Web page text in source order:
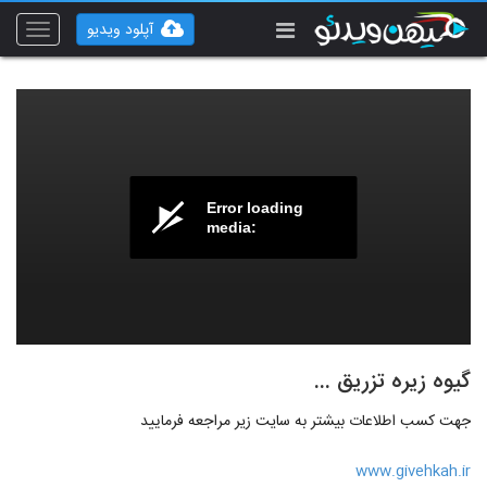
Toggle
آپلود ویدیو
Error loading
media:
گیوه زیره تزریق ...
جهت کسب اطلاعات بیشتر به سایت زیر مراجعه فرمایید
www.givehkah.ir